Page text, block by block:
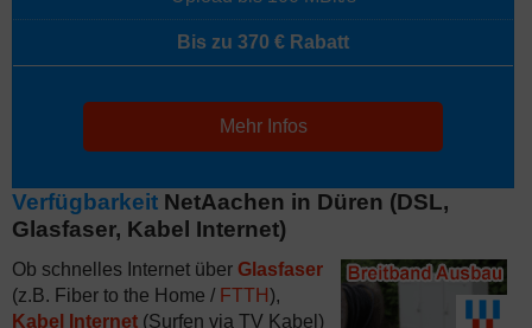
Bis zu 370 € Rabatt
Mehr Infos
Verfügbarkeit NetAachen in Düren (DSL,
Glasfaser, Kabel Internet)
Ob schnelles Internet über Glasfaser
(z.B. Fiber to the Home / FTTH),
Kabel Internet (Surfen via TV Kabel)